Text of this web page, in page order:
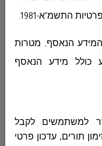
התשמ"א-1981
.
המידע הנאסף, מטרות
כולל מידע הנאסף
למשתמשים לקבל
תורים, עדכון פרטי